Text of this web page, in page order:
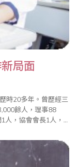
局面
時20多年。曾歷經三
餘人，理事88
人，協會會長1人，
個教學點；2003年12
子培養訓練中心，